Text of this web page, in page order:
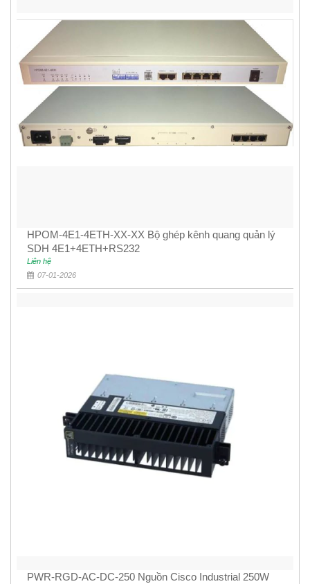
HPOM-4E1-4ETH-XX-XX Bộ ghép kênh quang quản lý
SDH 4E1+4ETH+RS232
Liên hệ
07-01-2026
PWR-RGD-AC-DC-250 Nguồn Cisco Industrial 250W